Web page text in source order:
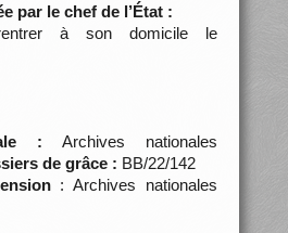
par le chef de l’État :
à son domicile le
: Archives nationales
de grâce : BB/22/142
: Archives nationales